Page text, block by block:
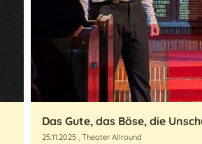
Das Gute, das Böse, die
25.11.2025, Theater Allround